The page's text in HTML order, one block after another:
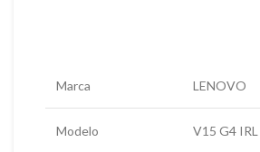
Marca LENOVO
Modelo V15 G4 IRL